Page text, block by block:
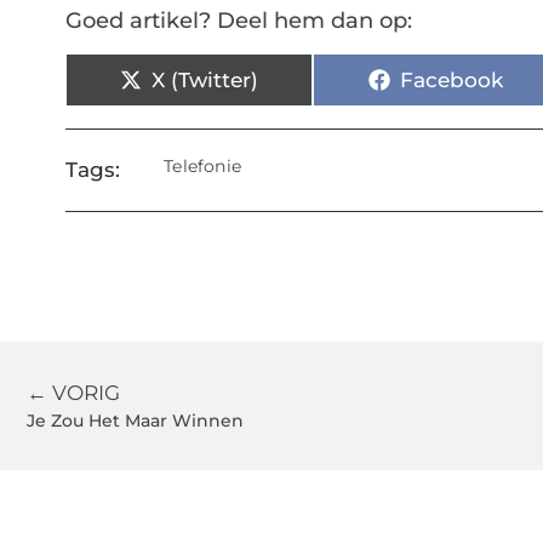
Goed artikel? Deel hem dan op:
X (Twitter) Facebook
Tags: Telefonie
← VORIG
Je Zou Het Maar Winnen